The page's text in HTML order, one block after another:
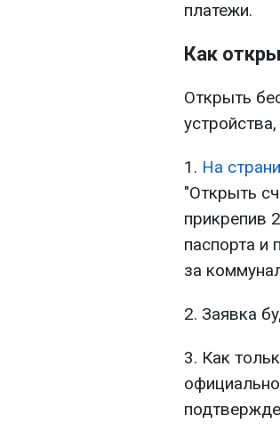
платежи.
Как
Открыть
1. На
"Открыть
прикрепив
паспорта и
за
2. Заявка
3. Как